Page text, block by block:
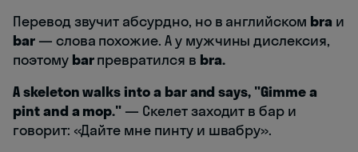
Перевод звучит абсурдно, но в английском bra и
bar— слова похожие. А у мужчины дислексия,
поэтому barпревратился в bra.
A skeleton walks into a bar and says, "Gimme a
pint and a mop." — Скелет заходит в бар и
говорит: «Дайте мне пинту и швабру».